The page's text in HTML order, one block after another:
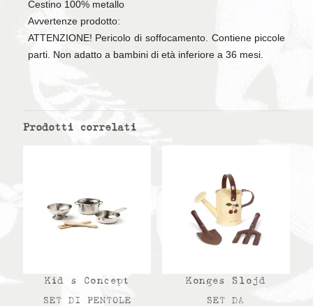
Cestino 100% metallo
Avvertenze prodotto:
ATTENZIONE! Pericolo di soffocamento. Contiene piccole
parti. Non adatto a bambini di età inferiore a 36 mesi.
Prodotti correlati
Kid s Concept
SET DI PENTOLE
Konges Slojd
SET DA